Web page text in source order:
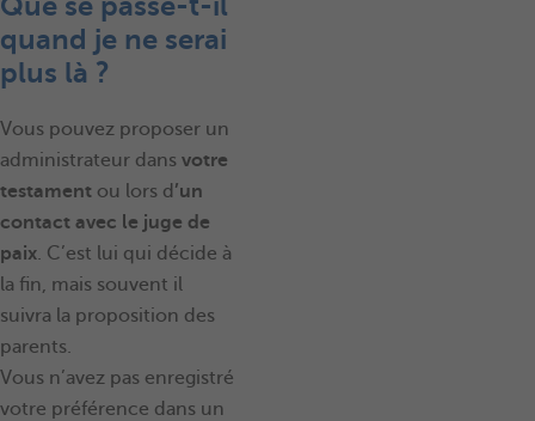
quand je ne serai
plus là ?
Vous pouvez proposer un
administrateur dans votre
testament ou lors d ’un
contact avec le juge de
paix. C’est lui qui décide à
la fin, mais souvent il
suivra la proposition des
parents.
Vous n’avez pas enregistré
votre préférence dans un